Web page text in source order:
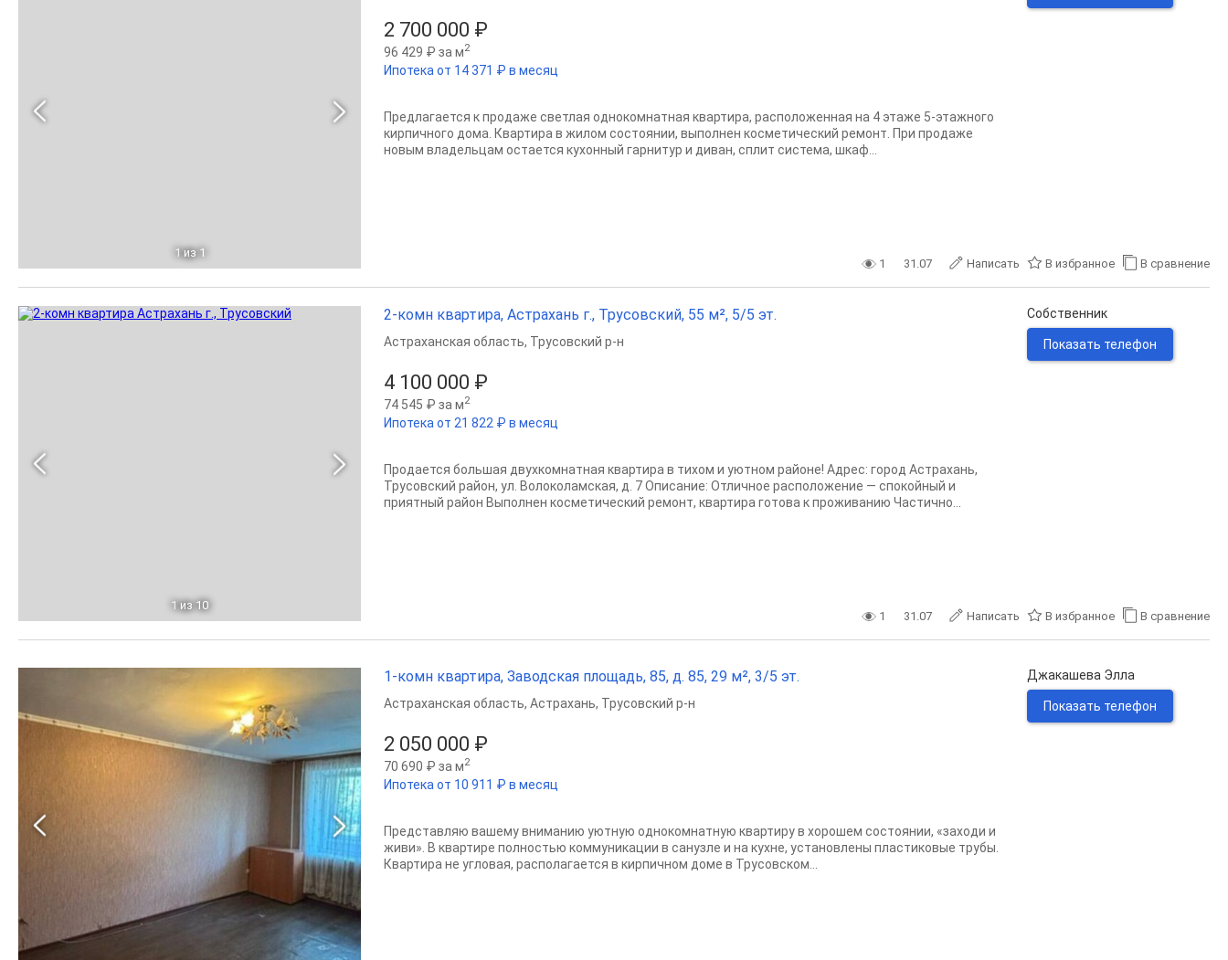
1 из 1
2 700 000 ₽
96 429 ₽ за м2
Ипотека от 14 371 ₽ в месяц
Предлагается к продаже светлая однокомнатная квартира, расположенная на 4 этаже 5-этажного
кирпичного дома. Квартира в жилом состоянии, выполнен косметический ремонт. При продаже
новым владельцам остается кухонный гарнитур и диван, сплит система, шкаф...
1 31.07 Написать В избранное В сравнение
1 из 10
2-комн квартира, Астрахань г., Трусовский, 55 м², 5/5 эт.
4 100 000 ₽
74 545 ₽ за м2
Ипотека от 21 822 ₽ в месяц
Астраханская область, Трусовский р-н
Продается большая двухкомнатная квартира в тихом и уютном районе! Адрес: город Астрахань,
Трусовский район, ул. Волоколамская, д. 7 Описание: Отличное расположение — спокойный и
приятный район Выполнен косметический ремонт, квартира готова к проживанию Частично...
Собственник
Показать телефон
1 31.07 Написать В избранное В сравнение
1-комн квартира, Заводская площадь, 85, д. 85, 29 м², 3/5 эт.
2 050 000 ₽
70 690 ₽ за м2
Ипотека от 10 911 ₽ в месяц
Астраханская область, Астрахань, Трусовский р-н
Представляю вашему вниманию уютную однокомнатную квартиру в хорошем состоянии, «заходи и
живи». В квартире полностью коммуникации в санузле и на кухне, установлены пластиковые трубы.
Квартира не угловая, располагается в кирпичном доме в Трусовском...
Джакашева Элла
Показать телефон